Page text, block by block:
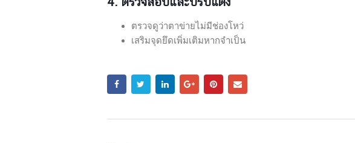
ตรวจดูว่าตาข่ายไม่มีช่องโหว่
เสริมจุดยึดเพิ่มเติมหากจำเป็น